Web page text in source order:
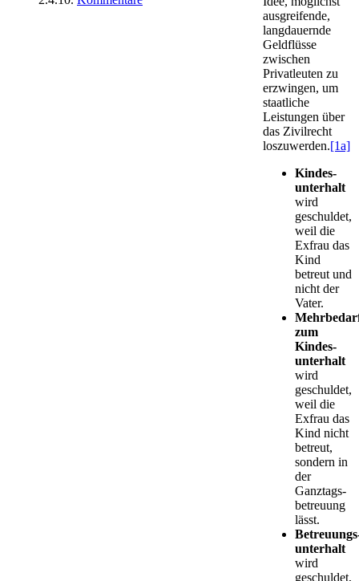
ausgreifende,
langdauernde
Geldflüsse
zwischen
Privatleuten zu
erzwingen, um
staatliche
Leistungen über
das Zivilrecht
loszuwerden.[1a]
Kindes­
unterhalt
wird
geschuldet,
weil die
Exfrau das
Kind
betreut und
nicht der
Vater.
zum
Kindes­
unterhalt
wird
geschuldet,
weil die
Exfrau das
Kind nicht
betreut,
sondern in
der
Ganztags­
betreuung
lässt.
unterhalt
wird
geschuldet,